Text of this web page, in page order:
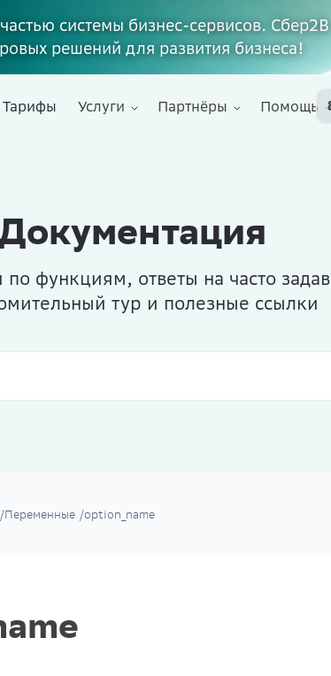
системы бизнес-сервисов.
решений для развития бизнеса!
Тарифы Услуги Партнёры Помощь
функциям, ответы на часто
тур и полезные ссылки
/Переменные /option_name